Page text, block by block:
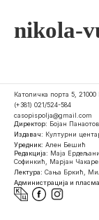
nikola-
Католичка порта 5, 21000
(+381) 021/524-584
casopispolja@gmail.com
Директор: Бојан
Издавач: Културни
Уредник: Ален Бешић
Редакција: Маја
Софинкић, Марјан
Лектура: Сања Бркић,
Администрација и